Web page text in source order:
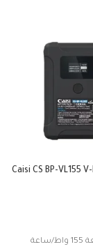
Caisi CS BP-VL155
طاقة عالية السعة 155 واط/ساعة